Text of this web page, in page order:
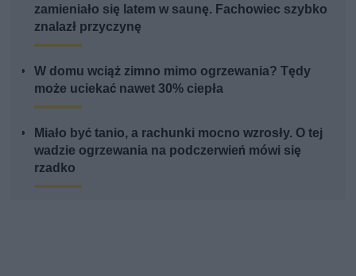
zamieniało się latem w saunę. Fachowiec szybko
znalazł przyczynę
W domu wciąż zimno mimo ogrzewania? Tędy
może uciekać nawet 30% ciepła
Miało być tanio, a rachunki mocno wzrosły. O tej
wadzie ogrzewania na podczerwień mówi się
rzadko